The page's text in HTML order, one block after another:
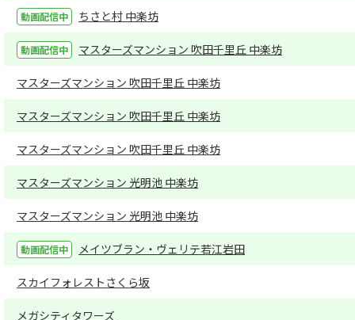
ちさと村 中楽坊
マスターズマンション 吹田千里丘 中楽坊
マスターズマンション 吹田千里丘 中楽坊
マスターズマンション 吹田千里丘 中楽坊
マスターズマンション 吹田千里丘 中楽坊
マスターズマンション 光明池 中楽坊
マスターズマンション 光明池 中楽坊
メイツブラン・ヴェリテ若江岩田
スカイフォレストさくら坂
メガシティタワーズ